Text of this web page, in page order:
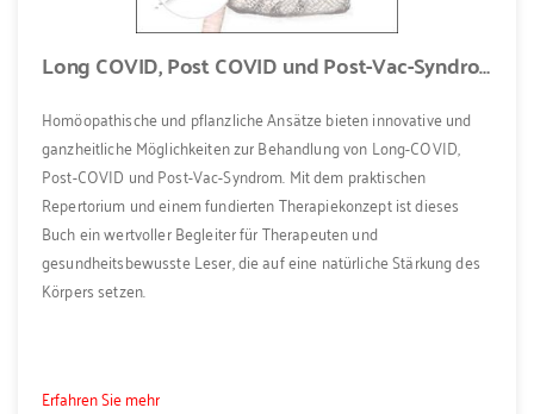
Long COVID, Post COVID und Post-Vac-Syndrom
Homöopathische und pflanzliche Ansätze bieten innovative und
ganzheitliche Möglichkeiten zur Behandlung von Long-COVID,
Post-COVID und Post-Vac-Syndrom. Mit dem praktischen
Repertorium und einem fundierten Therapiekonzept ist dieses
Buch ein wertvoller Begleiter für Therapeuten und
gesundheitsbewusste Leser, die auf eine natürliche Stärkung des
Körpers setzen.
Erfahren Sie mehr